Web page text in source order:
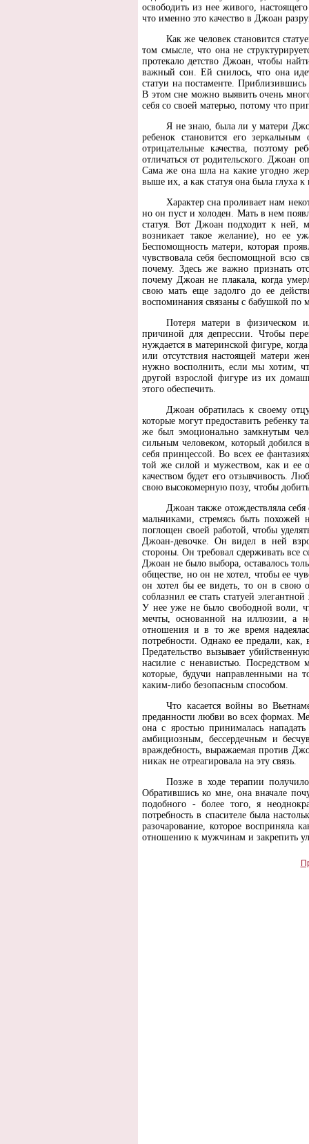
освободить из нее живого,
что именно это качество в Джоан
Как же человек становится
том смысле, что она не
протекало детство Джоан, чтобы
важный сон. Ей снилось, что она
статуи на постаменте.
В этом сне можно выявить очень
себя со своей матерью, потому что
Я не знаю, была ли у матери
ребенок становится его
отрицательные качества, поэтому
отличаться от родительского. Джоан
Сама же она шла на какие угодно
выше их, а как статуя она была глуха
Характер сна проливает нам
но он пуст и холоден. Мать в нем
статуя. Вот Джоан подходит к ней,
возникает такое желание), но ее
Беспомощность матери, которая
чувствовала себя беспомощной всю
почему. Здесь же важно признать
почему Джоан не плакала, когда
свою мать еще задолго до ее
воспоминания связаны с бабушкой по
Потеря матери в физическом
причиной для депрессии. Чтобы
нуждается в материнской фигуре,
или отсутствия настоящей матери
нужно восполнить, если мы хотим,
другой взрослой фигуре из их
этого обеспечить.
Джоан обратилась к своему
которые могут предоставить
же был эмоционально замкнутым
сильным человеком, который добился
себя принцессой. Во всех ее
той же силой и мужеством, как и ее
качеством будет его отзывчивость.
свою высокомерную позу, чтобы
Джоан также отождествляла себя
мальчиками, стремясь быть
поглощен своей работой, чтобы
Джоан-девочке. Он видел в ней
стороны. Он требовал сдерживать все
Джоан не было выбора, оставалось
обществе, но он не хотел, чтобы ее
он хотел бы ее видеть, то он в свою
соблазнил ее стать статуей
У нее уже не было свободной воли,
мечты, основанной на иллюзии, а не
отношения и в то же время
потребности. Однако ее предали, как,
Предательство вызывает
насилие с ненавистью. Посредством
которые, будучи направленными на
каким-либо безопасным способом.
Что касается войны во
преданности любви во всех формах.
она с яростью принималась
амбициозным, бессердечным и
враждебность, выражаемая против
никак не отреагировала на эту связь.
Позже в ходе терапии
Обратившись ко мне, она вначале
подобного - более того, я
потребность в спасителе была
разочарование, которое восприняла
отношению к мужчинам и закрепить